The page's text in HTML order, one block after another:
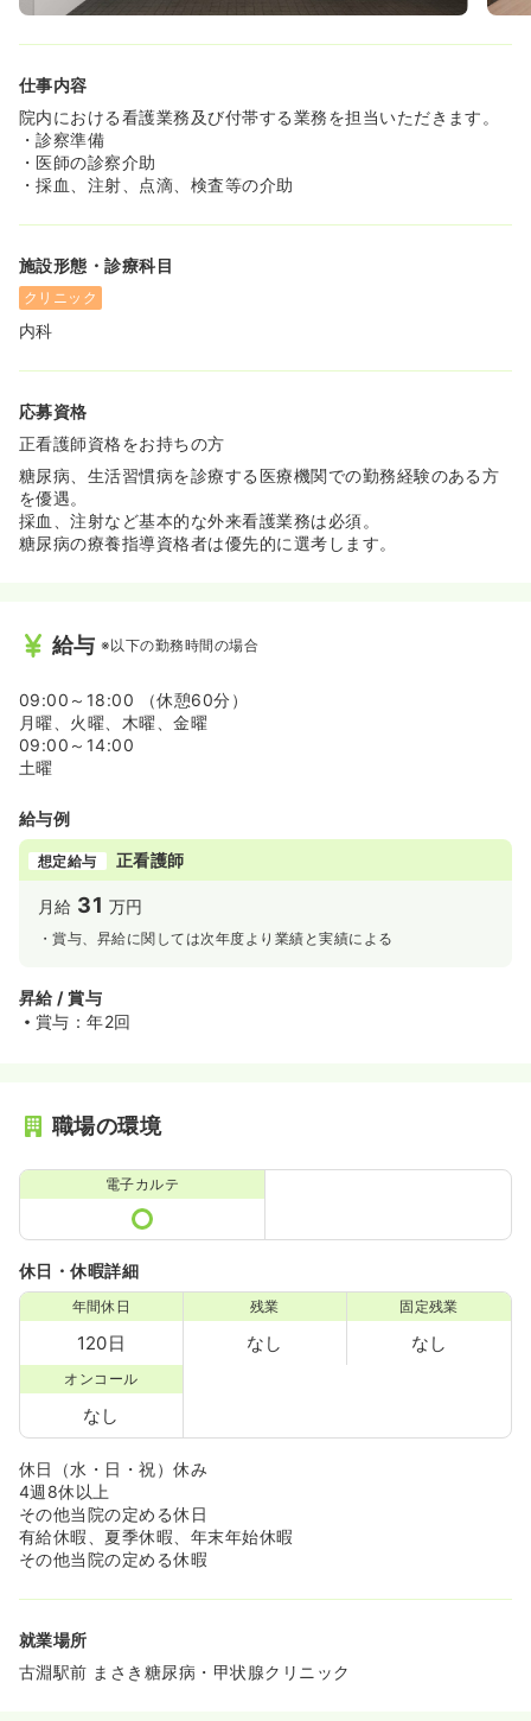
仕事内容
院内における看護業務及び付帯する業務を担当いただきます。
・診察準備
・医師の診察介助
・採血、注射、点滴、検査等の介助
施設形態・診療科目
クリニック
内科
応募資格
正看護師資格をお持ちの方
糖尿病、生活習慣病を診療する医療機関での勤務経験のある方
を優遇。
採血、注射など基本的な外来看護業務は必須。
糖尿病の療養指導資格者は優先的に選考します。
給与 ※以下の勤務時間の場合
09:00～18:00 （休憩60分）
月曜、火曜、木曜、金曜
09:00～14:00
土曜
給与例
想定給与 正看護師
月給 31 万円
・賞与、昇給に関しては次年度より業績と実績による
昇給 / 賞与
賞与：年2回
職場の環境
電子カルテ
休日・休暇詳細
年間休日
120日
残業
なし
固定残業
なし
オンコール
なし
休日（水・日・祝）休み
4週8休以上
その他当院の定める休日
有給休暇、夏季休暇、年末年始休暇
その他当院の定める休暇
就業場所
古淵駅前 まさき糖尿病・甲状腺クリニック